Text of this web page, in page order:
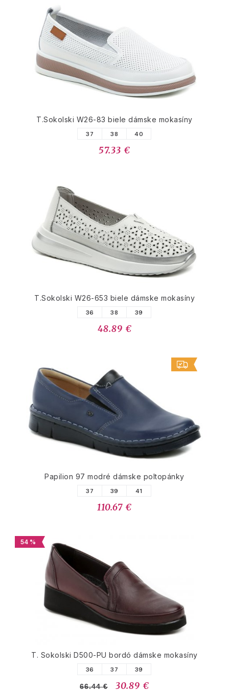
T.Sokolski W26-83 biele dámske mokasíny
37 38 40
57.33 €
T.Sokolski W26-653 biele dámske mokasíny
36 38 39
48.89 €
Papilion 97 modré dámske poltopánky
37 39 41
110.67 €
54 %
T. Sokolski D500-PU bordó dámske mokasíny
36 37 39
66.44 € 30.89 €